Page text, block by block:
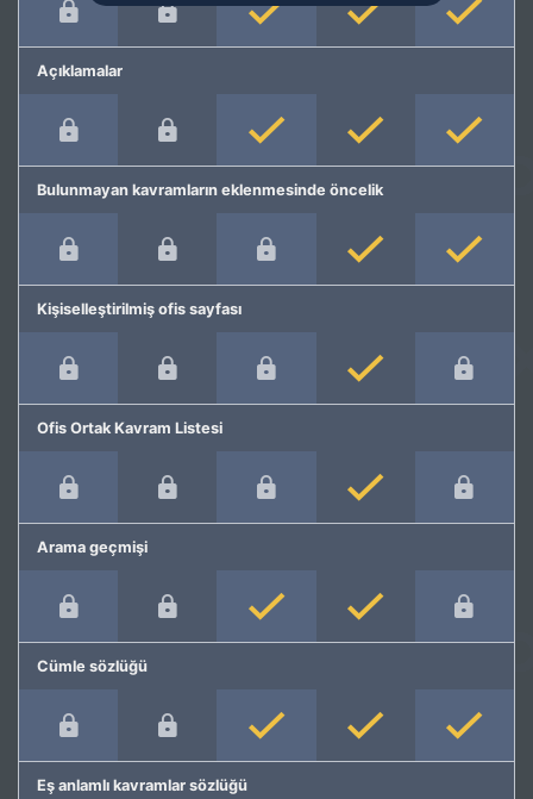
Açıklamalar
Bulunmayan kavramların eklenmesinde öncelik
Kişiselleştirilmiş ofis sayfası
Ofis Ortak Kavram Listesi
Arama geçmişi
Cümle sözlüğü
Eş anlamlı kavramlar sözlüğü